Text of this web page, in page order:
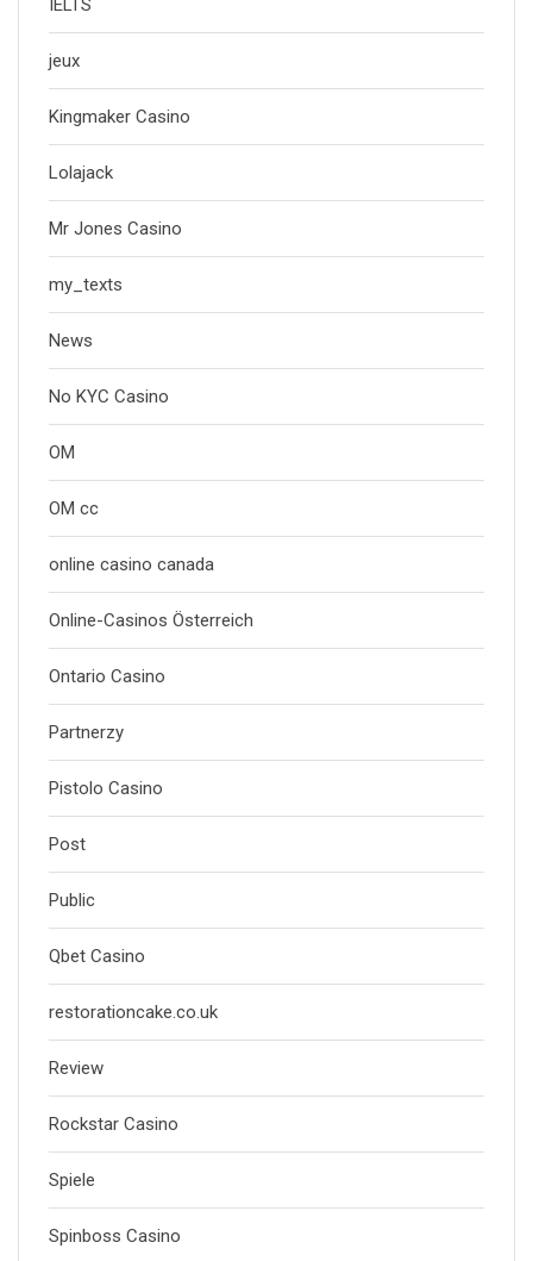
IELTS
jeux
Kingmaker Casino
Lolajack
Mr Jones Casino
my_texts
News
No KYC Casino
OM
OM cc
online casino canada
Online-Casinos Österreich
Ontario Casino
Partnerzy
Pistolo Casino
Post
Public
Qbet Casino
restorationcake.co.uk
Review
Rockstar Casino
Spiele
Spinboss Casino